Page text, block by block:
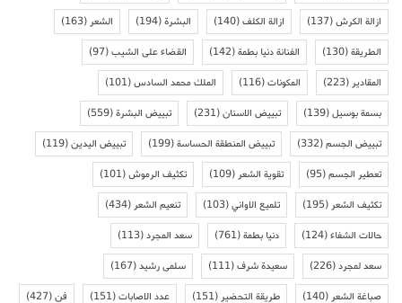
ازالة الكرش(137) ازالة الكلف(140) البشرة(194) الشعر(163)
الطريقة(130) الفنانة دنيا بطمة(142) القضاء على الشيب(97)
المقادير(223) المكونات(116) الملك محمد السادس(101)
بسمة بوسيل(139) تبييض الاسنان(231) تبييض البشرة(559)
تبييض الجسم(332) تبييض المنطقة الحساسة(199) تبييض اليدين(119)
تعطير الجسم(95) تقوية الشعر(109) تكثيف الرموش(101)
تكثيف الشعر(195) تلميع الاواني(103) تنعيم الشعر(434)
حالات الشفاء(124) دنيا بطمة(761) سعد المجرد(113)
سعد لمجرد(226) سعيدة شرف(111) سلمى رشيد(167)
صباغة الشعر(140) طريقة التحضير(151) عدد الاصابات(151) فن(427)